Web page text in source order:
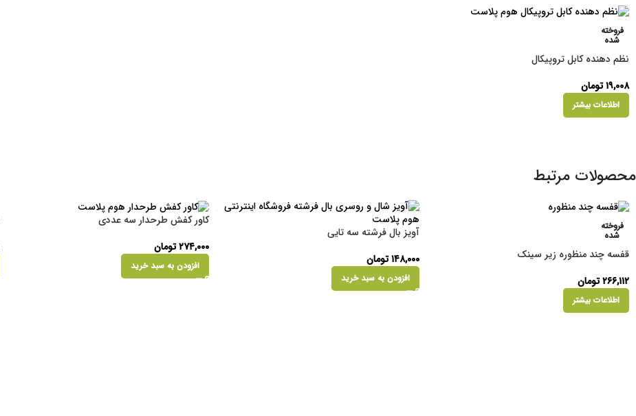
فروخته
شده
نظم دهنده کابل تروپیکال
۱۹,۰۰۸تومان
اطلاعات بیشتر
محصولات مرتبط
فروخته
شده
قفسه چند منظوره زیر سینک
۲۶۶,۱۱۲تومان
اطلاعات بیشتر
آویز بال فرشته سه تایی
۱۴۸,۰۰۰ تومان
افزودن به سبد خرید
کاور کفش طرحدار سه عددی
۲۷۴,۰۰۰تومان
افزودن به سبد خرید